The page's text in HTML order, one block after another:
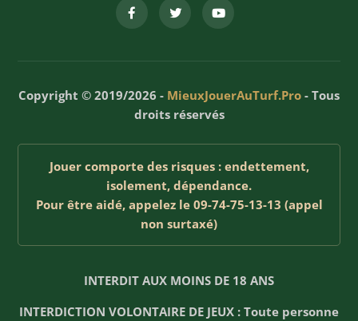
Copyright © 2019/2026 - MieuxJouerAuTurf.Pro - Tous
droits réservés
Jouer comporte des risques : endettement,
isolement, dépendance.
Pour être aidé, appelez le 09-74-75-13-13 (appel
non surtaxé)
INTERDIT AUX MOINS DE 18 ANS
INTERDICTION VOLONTAIRE DE JEUX : Toute personne